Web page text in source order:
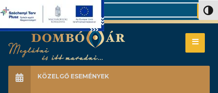
Search
KÖZELGŐ ESEMÉNYEK